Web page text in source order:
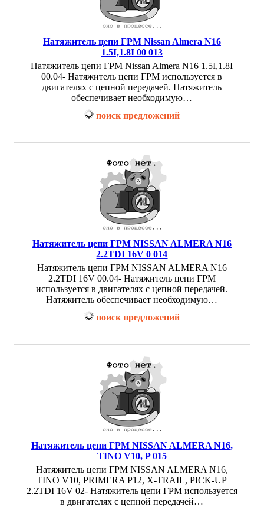
Натяжитель цепи ГРМ Nissan Almera N16
1.5I,1.8I 00 013
Натяжитель цепи ГРМ Nissan Almera N16 1.5I,1.8I
00.04- Натяжитель цепи ГРМ используется в
двигателях с цепной передачей. Натяжитель
обеспечивает необходимую…
поиск предложений
Натяжитель цепи ГРМ NISSAN ALMERA N16
2.2TDI 16V 0 014
Натяжитель цепи ГРМ NISSAN ALMERA N16
2.2TDI 16V 00.04- Натяжитель цепи ГРМ
используется в двигателях с цепной передачей.
Натяжитель обеспечивает необходимую…
поиск предложений
Натяжитель цепи ГРМ NISSAN ALMERA N16,
TINO V10, P 015
Натяжитель цепи ГРМ NISSAN ALMERA N16,
TINO V10, PRIMERA P12, X-TRAIL, PICK-UP
2.2TDI 16V 02- Натяжитель цепи ГРМ используется
в двигателях с цепной передачей…